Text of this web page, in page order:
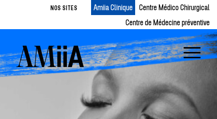
NOS SITES Amiia Clinique
Centre Médico Chirurgical
Centre de Médecine préventive